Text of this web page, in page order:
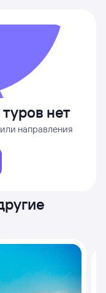
нет
направления